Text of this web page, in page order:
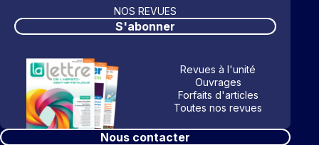
NOS REVUES
S'abonner
Revues à l'unité
Ouvrages
Forfaits d'articles
Toutes nos revues
Nous contacter